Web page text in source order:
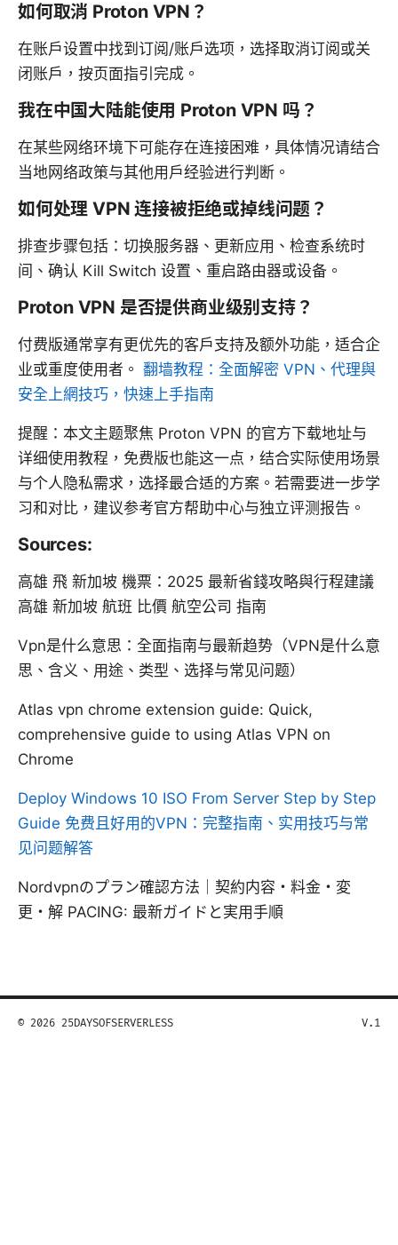
如何取消 Proton VPN？
在账户设置中找到订阅/账户选项，选择取消订阅或关
闭账户，按页面指引完成。
我在中国大陆能使用 Proton VPN 吗？
在某些网络环境下可能存在连接困难，具体情况请结合
当地网络政策与其他用户经验进行判断。
如何处理 VPN 连接被拒绝或掉线问题？
排查步骤包括：切换服务器、更新应用、检查系统时
间、确认 Kill Switch 设置、重启路由器或设备。
Proton VPN 是否提供商业级别支持？
付费版通常享有更优先的客户支持及额外功能，适合企
业或重度使用者。 翻墙教程：全面解密 VPN、代理與
安全上網技巧，快速上手指南
提醒：本文主题聚焦 Proton VPN 的官方下载地址与
详细使用教程，免费版也能这一点，结合实际使用场景
与个人隐私需求，选择最合适的方案。若需要进一步学
习和对比，建议参考官方帮助中心与独立评测报告。
Sources:
高雄 飛 新加坡 機票：2025 最新省錢攻略與行程建議
高雄 新加坡 航班 比價 航空公司 指南
Vpn是什么意思：全面指南与最新趋势（VPN是什么意
思、含义、用途、类型、选择与常见问题）
Atlas vpn chrome extension guide: Quick,
comprehensive guide to using Atlas VPN on
Chrome
Deploy Windows 10 ISO From Server Step by Step
Guide 免费且好用的VPN：完整指南、实用技巧与常
见问题解答
Nordvpnのプラン確認方法｜契約内容・料金・変
更・解 PACING: 最新ガイドと実用手順
© 2026 25DAYSOFSERVERLESS V.1